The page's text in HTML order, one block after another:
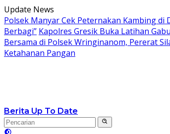
Langsung
ke
konten
Update News
Polsek Manyar Cek Peternakan Kambing
Berbagi” Kapolres Gresik Buka Latihan
Bersama di Polsek Wringinanom, Pererat
Ketahanan Pangan
Berita Up To Date